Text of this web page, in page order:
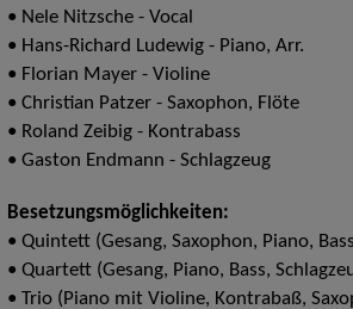
• Nele Nitzsche - Vocal
• Hans-Richard Ludewig - Piano, Arr.
• Florian Mayer - Violine
• Christian Patzer - Saxophon, Flöte
• Roland Zeibig - Kontrabass
• Gaston Endmann - Schlagzeug
Besetzungsmöglichkeiten:
• Quintett (Gesang, Saxophon, Piano,
• Quartett (Gesang, Piano, Bass,
• Trio (Piano mit Violine, Kontrabaß,